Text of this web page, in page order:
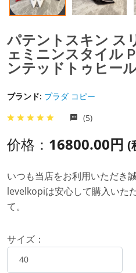
パテントスキン ス
ェミニンスタイル
ンテッドトゥヒー
ブランド: プラダ コピー
(5)
价格： 16800.00円 (
いつも当店をお利用いただき
levelkopiは安心して購入いた
て。
サイズ：